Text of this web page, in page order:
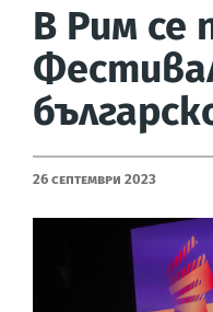
В Рим се
26 Септември 2023